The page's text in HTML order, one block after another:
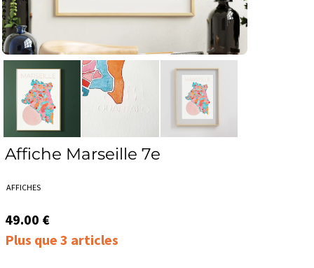
Affiche Marseille 7e
AFFICHES
49.00 €
Plus que 3 articles